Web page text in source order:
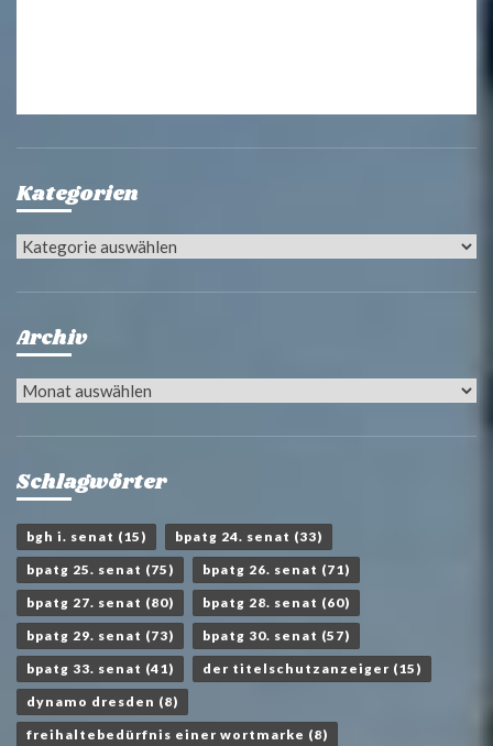
Kategorien
Kategorien
Archiv
Archiv
Schlagwörter
bgh i. senat (15) bpatg 24. senat (33)
bpatg 25. senat (75) bpatg 26. senat (71)
bpatg 27. senat (80) bpatg 28. senat (60)
bpatg 29. senat (73) bpatg 30. senat (57)
bpatg 33. senat (41) der titelschutzanzeiger (15)
dynamo dresden (8)
freihaltebedürfnis einer wortmarke (8)